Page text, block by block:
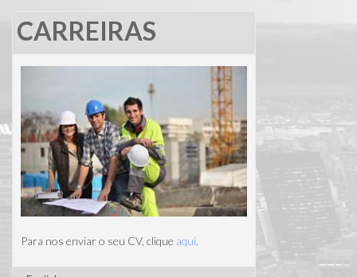
CARREIRAS
Para nos enviar o seu CV, clique aqui.